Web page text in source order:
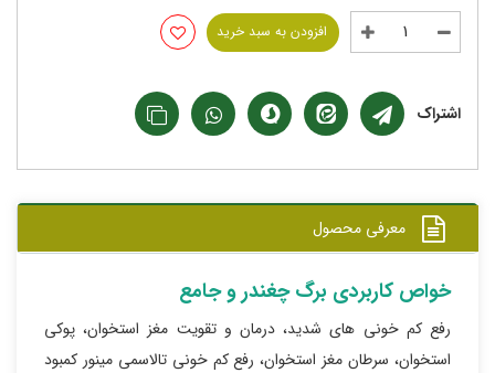
افزودن به سبد خرید
اشتراک
معرفی محصول
خواص کاربردی برگ چغندر و جامع
رفع کم خونی های شدید، درمان و تقویت مغز استخوان، پوکی
استخوان، سرطان مغز استخوان، رفع کم خونی تالاسمی مینور کمبود